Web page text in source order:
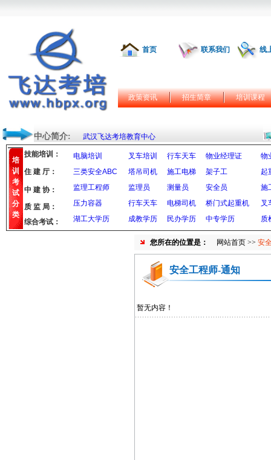
首页 联系我们 线
政策资讯 招生简章 培训课程
中心简介: 武汉飞达考培教育中心
培
训
考
试
分
类
技能培训： 电脑培训 叉车培训 行车天车 物业经理证
物
三类安全ABC
塔吊司机 施工电梯 架子工
起
监理工程师
监理员 测量员 安全员
施
压力容器
行车天车 电梯司机 桥门式起重机
叉
湖工大学历
成教学历 民办学历 中专学历 质
住 建 厅：
中 建 协：
质 监 局：
综合考试：
您所在的位置是： 网站首页 >> 安
安全工程师-通知
暂无内容！